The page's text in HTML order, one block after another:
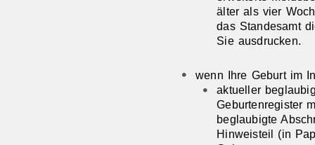
älter als vier
das Standesamt
Sie ausdrucken.
wenn Ihre Geburt im
aktueller
Geburtenregister
beglaubigte
Hinweisteil (in